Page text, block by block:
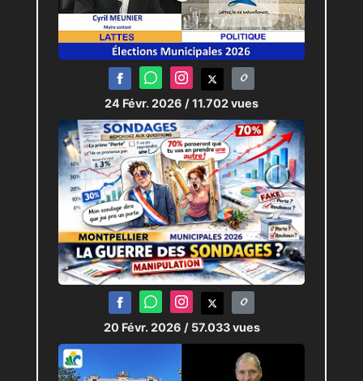
24 Févr. 2026 / 11.702 vues
20 Févr. 2026 / 57.033 vues